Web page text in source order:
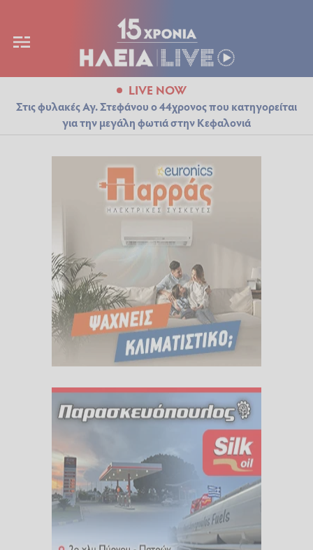
LIVE NOW
Στις φυλακές Αγ. Στεφάνου ο 44χρονος που κατηγορείται
για την μεγάλη φωτιά στην Κεφαλονιά